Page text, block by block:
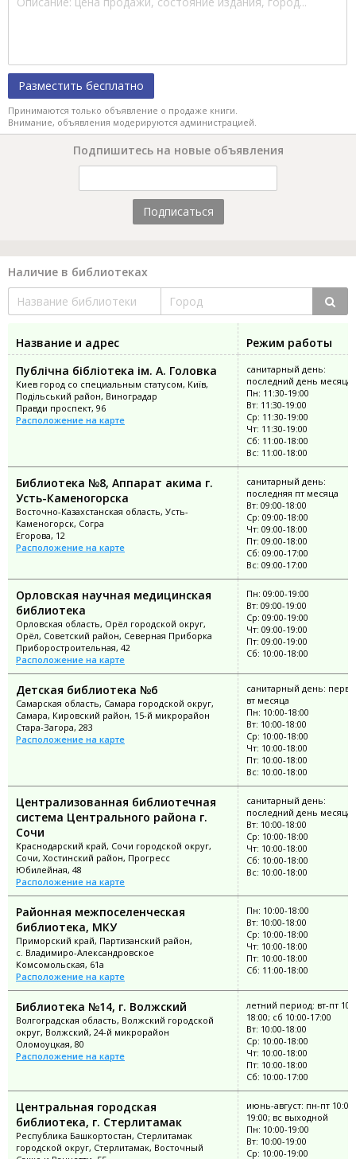
Разместить бесплатно
Принимаются только объявление о продаже книги.
Внимание, объявления модерируются администрацией.
Подпишитесь на новые объявления
Подписаться
Наличие в библиотеках
Название и адрес
Режим работы
Публічна бібліотека ім. А. Головка
Киев город со специальным статусом, Київ,
Подільський район, Виноградар
Правди проспект, 96
Расположение на карте
санитарный день:
последний день месяца
Пн: 11:30-19:00
Вт: 11:30-19:00
Ср: 11:30-19:00
Чт: 11:30-19:00
Сб: 11:00-18:00
Вс: 11:00-18:00
Библиотека №8, Аппарат акима г.
Усть-Каменогорска
Восточно-Казахстанская область, Усть-
Каменогорск, Согра
Егорова, 12
Расположение на карте
санитарный день:
последняя пт месяца
Вт: 09:00-18:00
Ср: 09:00-18:00
Чт: 09:00-18:00
Пт: 09:00-18:00
Сб: 09:00-17:00
Вс: 09:00-17:00
Орловская научная медицинская
библиотека
Орловская область, Орёл городской округ,
Орёл, Советский район, Северная Приборка
Приборостроительная, 42
Расположение на карте
Пн: 09:00-19:00
Вт: 09:00-19:00
Ср: 09:00-19:00
Чт: 09:00-19:00
Пт: 09:00-19:00
Сб: 10:00-18:00
Детская библиотека №6
Самарская область, Самара городской округ,
Самара, Кировский район, 15-й микрорайон
Стара-Загора, 283
Расположение на карте
санитарный день:
вт месяца
Пн: 10:00-18:00
Вт: 10:00-18:00
Ср: 10:00-18:00
Чт: 10:00-18:00
Пт: 10:00-18:00
Вс: 10:00-18:00
Централизованная библиотечная
система Центрального района г.
Сочи
Краснодарский край, Сочи городской округ,
Сочи, Хостинский район, Прогресс
Юбилейная, 48
Расположение на карте
санитарный день:
последний день месяца
Вт: 10:00-18:00
Ср: 10:00-18:00
Чт: 10:00-18:00
Сб: 10:00-18:00
Вс: 10:00-18:00
Районная межпоселенческая
библиотека, МКУ
Приморский край, Партизанский район,
с. Владимиро-Александровское
Комсомольская, 61а
Расположение на карте
Пн: 10:00-18:00
Вт: 10:00-18:00
Ср: 10:00-18:00
Чт: 10:00-18:00
Пт: 10:00-18:00
Сб: 11:00-18:00
Библиотека №14, г. Волжский
Волгоградская область, Волжский городской
округ, Волжский, 24-й микрорайон
Оломоуцкая, 80
Расположение на карте
летний период: вт-пт
18:00; сб 10:00-17:00
Вт: 10:00-18:00
Ср: 10:00-18:00
Чт: 10:00-18:00
Пт: 10:00-18:00
Сб: 10:00-17:00
Центральная городская
библиотека, г. Стерлитамак
Республика Башкортостан, Стерлитамак
городской округ, Стерлитамак, Восточный
июнь-август: пн-пт 10:00-
19:00; вс выходной
Пн: 10:00-19:00
Вт: 10:00-19:00
Ср: 10:00-19:00